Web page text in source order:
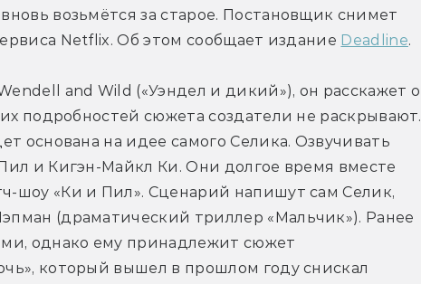
возьмётся за старое. Постановщик снимет
Netflix. Об этом сообщает издание Deadline.
and Wild («Уэндел и дикий»), он расскажет о
подробностей сюжета создатели не раскрывают.
основана на идее самого Селика. Озвучивать
и Кигэн-Майкл Ки. Они долгое время вместе
шоу «Ки и Пил». Сценарий напишут сам Селик,
(драматический триллер «Мальчик»). Ранее
однако ему принадлежит сюжет
который вышел в прошлом году снискал